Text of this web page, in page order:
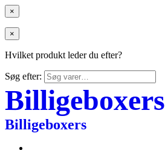
×
×
Hvilket produkt leder du efter?
Søg efter:
Billigeboxers
Billigeboxers